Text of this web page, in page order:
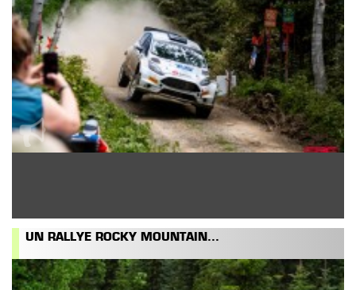
UN RALLYE ROCKY MOUNTAIN...